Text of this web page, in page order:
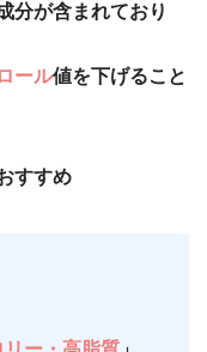
分が含まれており
ール値を下げること
すすめ